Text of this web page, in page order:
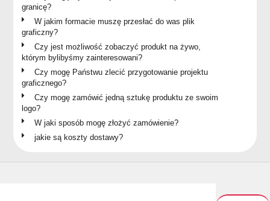
granicę?
W jakim formacie muszę przesłać do was plik
graficzny?
Czy jest możliwość zobaczyć produkt na żywo,
którym bylibyśmy zainteresowani?
Czy mogę Państwu zlecić przygotowanie projektu
graficznego?
Czy mogę zamówić jedną sztukę produktu ze swoim
logo?
W jaki sposób mogę złożyć zamówienie?
jakie są koszty dostawy?